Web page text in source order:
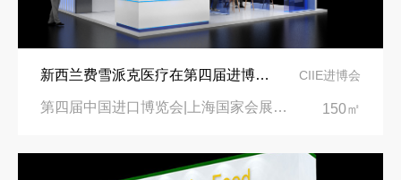
新西兰费雪派克医疗在第四届进博会上受到广泛关注 CIIE进博会
第四届中国进口博览会|上海国家会展中心 150㎡